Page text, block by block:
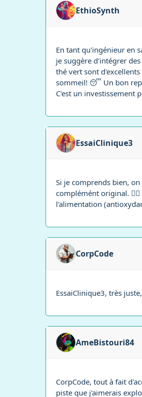
EthioSynth
En tant qu'ingénieur en
je suggère d'intégrer
thé vert sont
sommeil! 😴 Un bon
C'est un investissement
EssaiClinique3
Si je comprends bien,
complémént original.
l'alimentation
CorpCode
EssaiClinique3, très
AmeBistouri84
CorpCode, tout à fait
piste que j'aimerais